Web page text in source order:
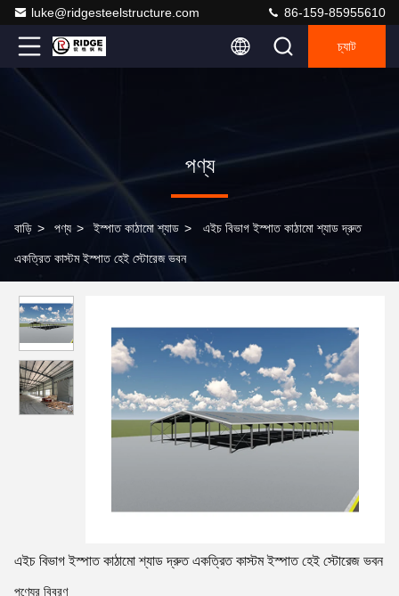
luke@ridgesteelstructure.com 86-159-85955610
চ্যাট
পণ্য
বাড়ি > পণ্য > ইস্পাত কাঠামো শ্যাড > এইচ বিভাগ ইস্পাত কাঠামো শ্যাড দ্রুত
একত্রিত কাস্টম ইস্পাত হেই স্টোরেজ ভবন
এইচ বিভাগ ইস্পাত কাঠামো শ্যাড দ্রুত একত্রিত কাস্টম ইস্পাত হেই স্টোরেজ ভবন
পণ্যের বিবরণ